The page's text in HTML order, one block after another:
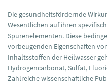
Die gesundheitsfördernde
Wesentlichen auf ihren
Spurenelementen. Diese
vorbeugenden Eigenschaften
Inhaltsstoffen der Heilwässer
Hydrogencarbonat, Sulfat,
Zahlreiche wissenschaftliche